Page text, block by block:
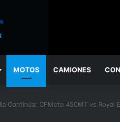
MOTOS CAMIONES
Continúa: CFMoto 450MT vs Royal